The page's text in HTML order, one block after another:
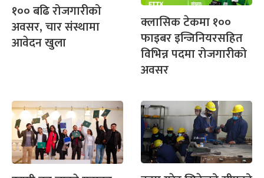
१०० बढि रोजगारीको
अवसर, चार संस्थामा
आवेदन खुला
क्लासिक टेकमा १००
फाइबर इन्जिनियरसहित
विभिन्न पदमा रोजगारीको
अवसर